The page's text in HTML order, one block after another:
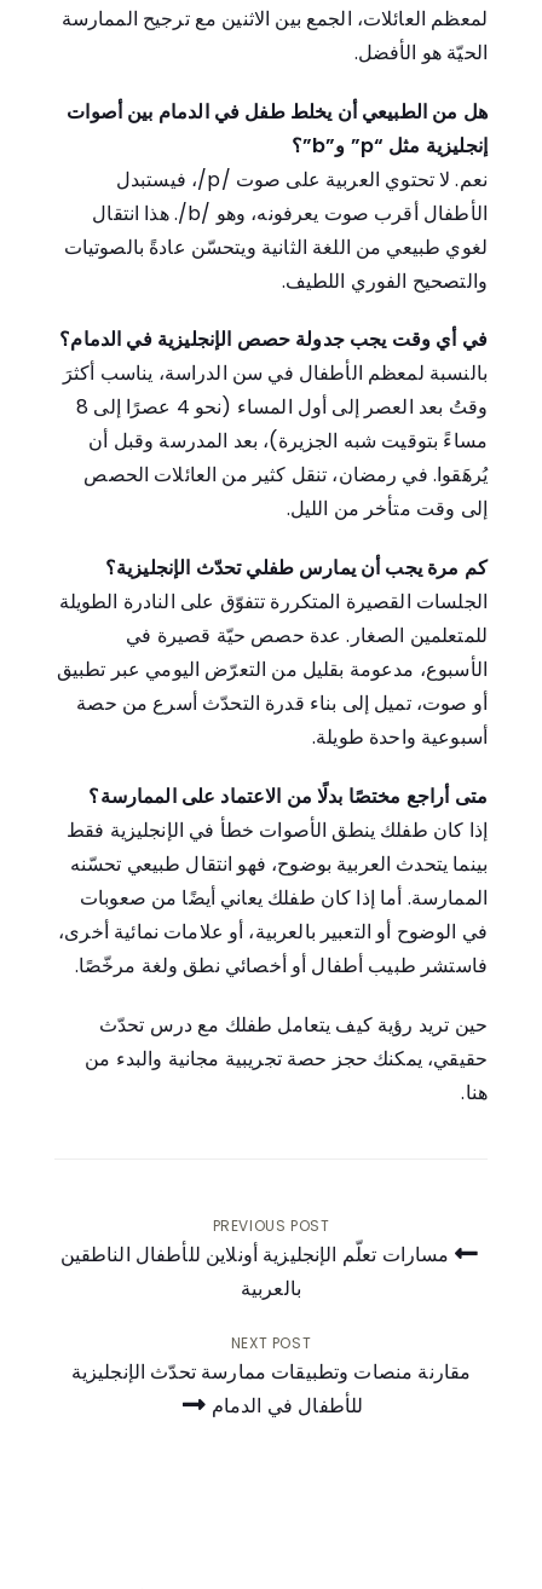
لمعظم العائلات، الجمع بين الاثنين مع ترجيح الممارسة
الحيّة هو الأفضل.
هل من الطبيعي أن يخلط طفل في الدمام بين أصوات
إنجليزية مثل “p” و”b”؟
نعم. لا تحتوي العربية على صوت /p/، فيستبدل
الأطفال أقرب صوت يعرفونه، وهو /b/. هذا انتقال
لغوي طبيعي من اللغة الثانية ويتحسّن عادةً بالصوتيات
والتصحيح الفوري اللطيف.
في أي وقت يجب جدولة حصص الإنجليزية في الدمام؟
بالنسبة لمعظم الأطفال في سن الدراسة، يناسب أكثرَ
وقتُ بعد العصر إلى أول المساء (نحو 4 عصرًا إلى 8
مساءً بتوقيت شبه الجزيرة)، بعد المدرسة وقبل أن
يُرهَقوا. في رمضان، تنقل كثير من العائلات الحصص
إلى وقت متأخر من الليل.
كم مرة يجب أن يمارس طفلي تحدّث الإنجليزية؟
الجلسات القصيرة المتكررة تتفوّق على النادرة الطويلة
للمتعلمين الصغار. عدة حصص حيّة قصيرة في
الأسبوع، مدعومة بقليل من التعرّض اليومي عبر تطبيق
أو صوت، تميل إلى بناء قدرة التحدّث أسرع من حصة
أسبوعية واحدة طويلة.
متى أراجع مختصًا بدلًا من الاعتماد على الممارسة؟
إذا كان طفلك ينطق الأصوات خطأ في الإنجليزية فقط
بينما يتحدث العربية بوضوح، فهو انتقال طبيعي تحسّنه
الممارسة. أما إذا كان طفلك يعاني أيضًا من صعوبات
في الوضوح أو التعبير بالعربية، أو علامات نمائية أخرى،
فاستشر طبيب أطفال أو أخصائي نطق ولغة مرخّصًا.
حين تريد رؤية كيف يتعامل طفلك مع درس تحدّث
حقيقي، يمكنك حجز حصة تجريبية مجانية والبدء من
هنا.
المقالات
PREVIOUS POST
مسارات تعلّم الإنجليزية أونلاين للأطفال الناطقين
بالعربية
NEXT POST
مقارنة منصات وتطبيقات ممارسة تحدّث الإنجليزية
للأطفال في الدمام